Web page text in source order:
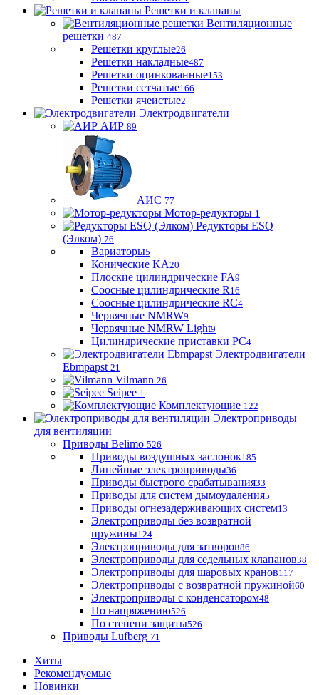
Решетки и клапаны
Вентиляционные
решетки 487
Решетки круглые26
Решетки накладные487
Решетки оцинкованные153
Решетки сетчатые166
Решетки ячеистые2
Электродвигатели
АИР 89
АИС 77
Мотор-редукторы 1
Редукторы ESQ
(Элком) 76
Вариаторы5
Конические KA20
Плоские цилиндрические FA9
Соосные цилиндрические R 16
Соосные цилиндрические RC4
Червячные NMRW9
Червячные NMRW Light9
Цилиндрические приставки PC4
Электродвигатели
Ebmpapst 21
Vilmann 26
Seipee 1
Комплектующие 122
Электроприводы
для вентиляции
Приводы Belimo 526
Приводы воздушных заслонок185
Линейные электроприводы36
Приводы быстрого срабатывания33
Приводы для систем дымоудаления5
Приводы огнезадерживающих систем13
Электроприводы без возвратной
пружины124
Электроприводы для затворов86
Электроприводы для седельных клапанов38
Электроприводы для шаровых кранов117
Электроприводы с возвратной пружиной60
Электроприводы с конденсатором48
По напряжению526
По степени защиты526
Приводы Lufberg 71
Хиты
Рекомендуемые
Новинки